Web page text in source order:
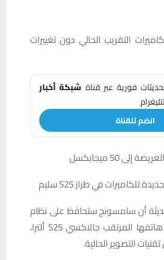
التقريب الحالي دون تغييرات
فورية عبر قناة شبكة أخبار
انضم للقناة
إلى 50 ميجابكسل
أن سامسونج ستحافظ على نظام
كاميرات التقريب في هاتفها المرتقب جالاكسي S25 ألترا،
التصوير الحالية.